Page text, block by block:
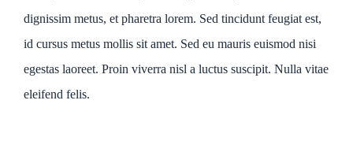
dignissim metus, et pharetra lorem. Sed tincidunt feugiat est,
id cursus metus mollis sit amet. Sed eu mauris euismod nisi
egestas laoreet. Proin viverra nisl a luctus suscipit. Nulla vitae
eleifend felis.